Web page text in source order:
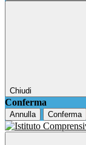
Chiudi
Conferma
Annulla Conferma